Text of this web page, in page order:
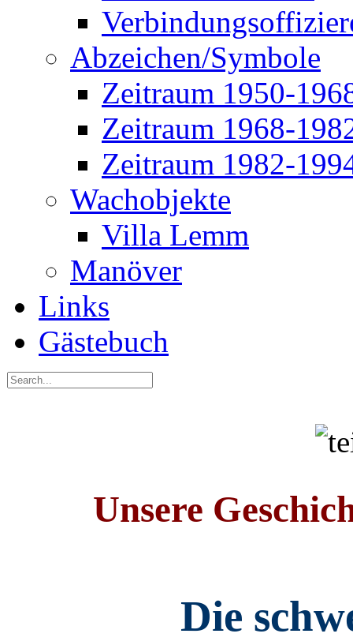
Abzeichen/Symbole
Zeitraum 1950-
Zeitraum 1968-
Zeitraum 1982-
Wachobjekte
Villa Lemm
Manöver
Links
Gästebuch
Unsere
Die